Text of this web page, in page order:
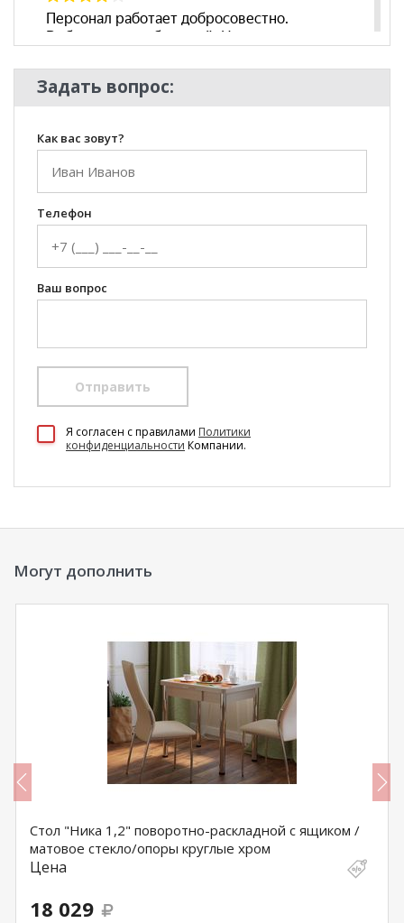
Задать вопрос:
Как вас зовут?
Телефон
Ваш вопрос
Отправить
Я согласен c правилами Политики
конфиденциальности Компании.
Могут дополнить
Стол "Ника 1,2" поворотно-раскладной с ящиком /
матовое стекло/опоры круглые хром
Цена
18 029